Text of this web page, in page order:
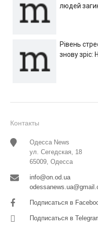
людей
Рівень
знову
Контакты
Одесса News
ул. Сегедская, 18
65009, Одесса
info@on.od.ua
Подписаться в
Подписаться в